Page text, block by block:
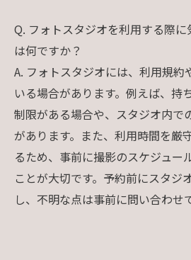
Q. フォトスタジオを利用する際
は何ですか？
A. フォトスタジオには、利用規約
いる場合があります。例えば、持
制限がある場合や、スタジオ内で
があります。また、利用時間を厳
るため、事前に撮影のスケジュー
ことが大切です。予約前にスタジ
し、不明な点は事前に問い合わせ